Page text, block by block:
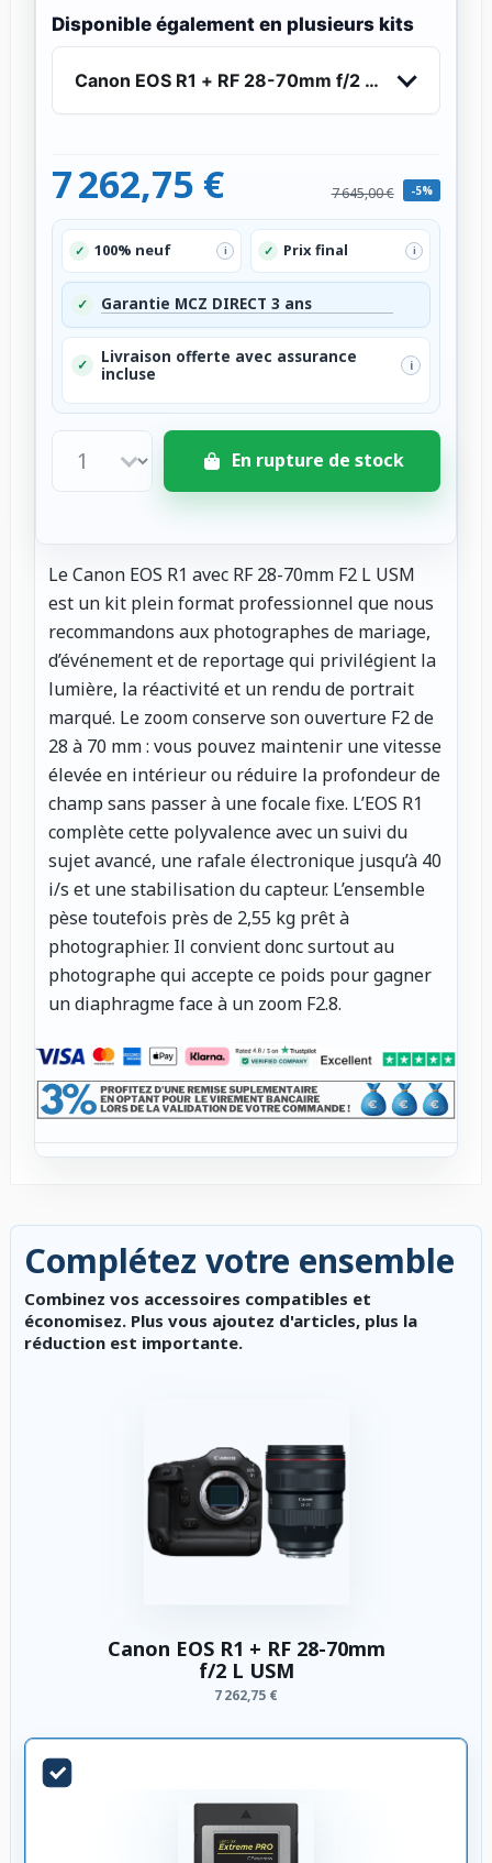
Disponible également en plusieurs kits
Canon EOS R1 + RF 28-70mm f/2 L USM
7 262,75 € 7 645,00 € -5%
✓ 100% neuf i ✓ Prix final i
✓ Garantie MCZ DIRECT 3 ans
✓
Livraison offerte avec assurance
incluse
i
En rupture de stock
Le Canon EOS R1 avec RF 28-70mm F2 L USM
est un kit plein format professionnel que nous
recommandons aux photographes de mariage,
d’événement et de reportage qui privilégient la
lumière, la réactivité et un rendu de portrait
marqué. Le zoom conserve son ouverture F2 de
28 à 70 mm : vous pouvez maintenir une vitesse
élevée en intérieur ou réduire la profondeur de
champ sans passer à une focale fixe. L’EOS R1
complète cette polyvalence avec un suivi du
sujet avancé, une rafale électronique jusqu’à 40
i/s et une stabilisation du capteur. L’ensemble
pèse toutefois près de 2,55 kg prêt à
photographier. Il convient donc surtout au
photographe qui accepte ce poids pour gagner
un diaphragme face à un zoom F2.8.
Complétez votre ensemble
Combinez vos accessoires compatibles et
économisez. Plus vous ajoutez d'articles, plus la
réduction est importante.
Canon EOS R1 + RF 28-70mm
f/2 L USM
7 262,75 €